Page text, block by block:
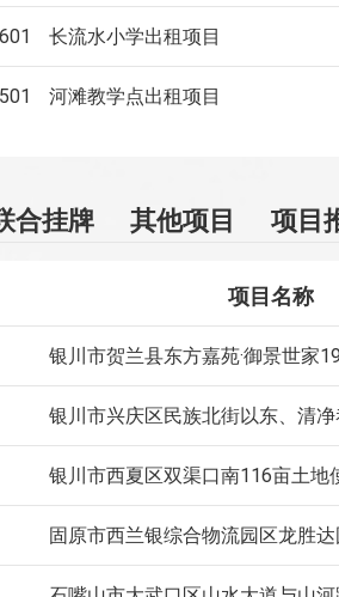
长流水小学出租项目
河滩教学点出租项目
合挂牌 其他项目 项目
项目名称